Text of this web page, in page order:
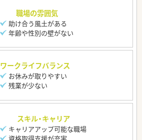
職場の雰囲気
助け合う風土がある
年齢や性別の壁がない
ワークライフバランス
お休みが取りやすい
残業が少ない
スキル・キャリア
キャリアアップ可能な職場